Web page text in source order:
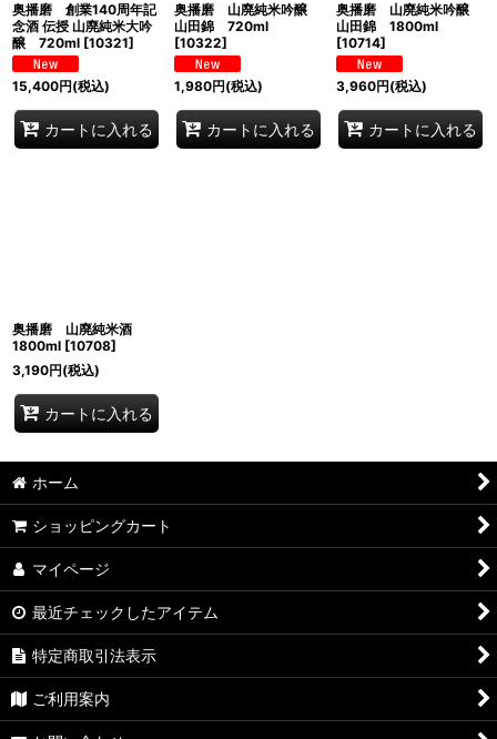
奥播磨 創業140周年記
念酒 伝授 山廃純米大吟
醸 720ml [10321]
15,400円(税込)
カートに入れる
奥播磨 山廃純米吟醸
山田錦 720ml
[10322]
1,980円(税込)
カートに入れる
奥播磨 山廃純米吟醸
山田錦 1800ml
[10714]
3,960円(税込)
カートに入れる
奥播磨 山廃純米酒
1800ml [10708]
3,190円(税込)
カートに入れる
ホーム
ショッピングカート
マイページ
最近チェックしたアイテム
特定商取引法表示
ご利用案内